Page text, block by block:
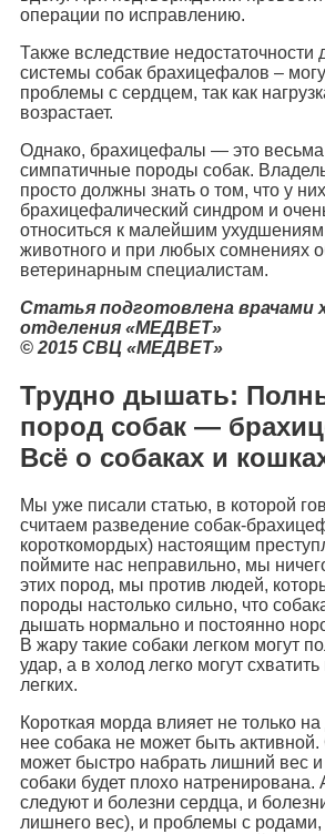
операции по исправлению.
Также вследствие недостаточности
системы собак брахицефалов –
проблемы с сердцем, так как
возрастает.
Однако, брахицефалы — это
симпатичные породы собак.
просто должны знать о том, что у
брахицефалический синдром и
относиться к малейшим ухудшениям
животного и при любых сомнениях
ветеринарным специалистам.
Статья подготовлена врачами
отделения «МЕДВЕТ»
© 2015 СВЦ «МЕДВЕТ»
Трудно дышать:
пород собак —
Всё о собаках и
Мы уже писали статью, в которой
считаем разведение собак-
короткомордых) настоящим
поймите нас неправильно, мы
этих пород, мы против людей,
породы настолько сильно, что
дышать нормально и постоянно
В жару такие собаки легком могут
удар, а в холод легко могут
легких.
Короткая морда влияет не только
нее собака не может быть
может быстро набрать лишний вес и
собаки будет плохо
следуют и болезни сердца, и
лишнего вес), и проблемы с родами,